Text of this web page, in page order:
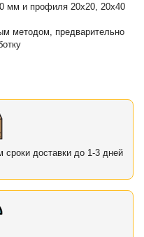
мм и профиля 20х20, 20х40
методом, предварительно
доставки до 1-3 дней